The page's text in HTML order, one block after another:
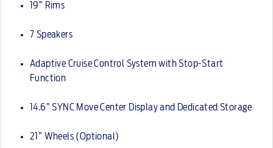
19” Rims
7 Speakers
Adaptive Cruise Control System with Stop-Start
Function
14.6” SYNC Move Center Display and Dedicated Storage
21” Wheels (Optional)